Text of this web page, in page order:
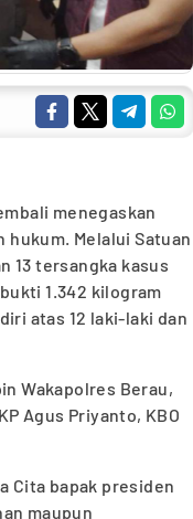
menegaskan
hukum. Melalui Satuan
13 tersangka kasus
1.342 kilogram
atas 12 laki-laki dan
Wakapolres Berau,
Agus Priyanto, KBO
Cita bapak presiden
maupun